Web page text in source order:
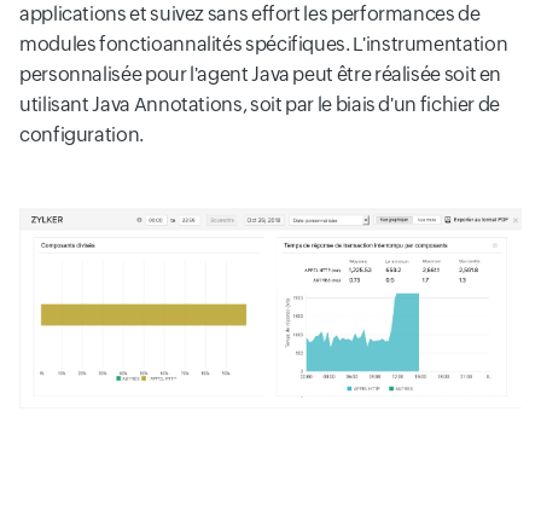
applications et suivez sans effort les performances de
modules fonctioannalités spécifiques. L'instrumentation
personnalisée pour l'agent Java peut être réalisée soit en
utilisant Java Annotations, soit par le biais d'un fichier de
configuration.